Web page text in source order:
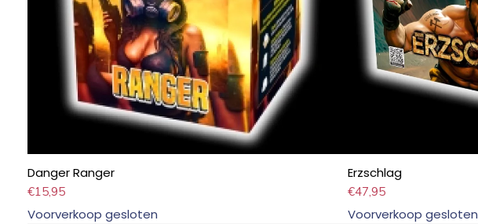
Danger Ranger
€15,95
Voorverkoop gesloten
Erzschlag
€47,95
Voorverkoop gesloten